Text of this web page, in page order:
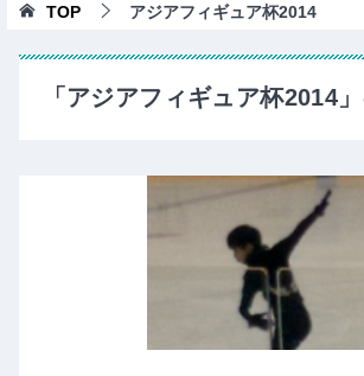
TOP アジアフィギュア杯2014
「アジアフィギュア杯2014